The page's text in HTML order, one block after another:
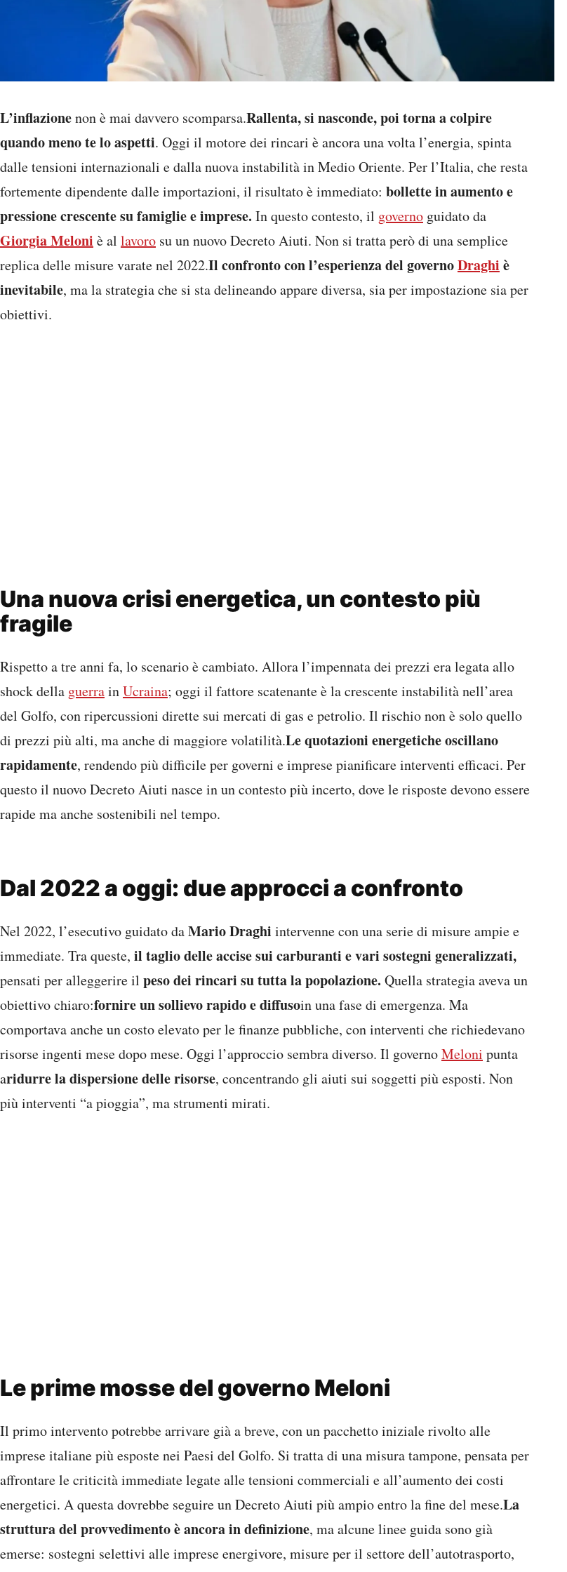
L’inflazionenon è mai davvero scomparsa.Rallenta, si nasconde, poi torna a colpire
quando meno te lo aspetti. Oggi il motore dei rincari è ancora una volta l’energia, spinta
dalle tensioni internazionali e dalla nuova instabilità in Medio Oriente. Per l’Italia, che resta
fortemente dipendente dalle importazioni, il risultato è immediato: bollette in aumento e
pressione crescente su famiglie e imprese. In questo contesto, il governo guidato da
Giorgia Meloni è al lavoro su un nuovo Decreto Aiuti. Non si tratta però di una semplice
replica delle misure varate nel 2022.Il confronto con l’esperienza del governoDraghi è
inevitabile, ma la strategia che si sta delineando appare diversa, sia per impostazione sia per
obiettivi.
Una nuova crisi energetica, un contesto più
fragile
Rispetto a tre anni fa, lo scenario è cambiato. Allora l’impennata dei prezzi era legata allo
shock della guerrainUcraina; oggi il fattore scatenante è la crescente instabilità nell’area
del Golfo, con ripercussioni dirette sui mercati di gas e petrolio. Il rischio non è solo quello
di prezzi più alti, ma anche di maggiore volatilità.Le quotazioni energetiche oscillano
rapidamente, rendendo più difficile per governi e imprese pianificare interventi efficaci. Per
questo il nuovo Decreto Aiuti nasce in un contesto più incerto, dove le risposte devono essere
rapide ma anche sostenibili nel tempo.
Dal 2022 a oggi: due approcci a confronto
Nel 2022, l’esecutivo guidato daMario Draghi intervenne con una serie di misure ampie e
immediate. Tra queste, il taglio delle accise sui carburanti e vari sostegni generalizzati,
pensati per alleggerire il peso dei rincari su tutta la popolazione. Quella strategia aveva un
obiettivo chiaro:fornire un sollievo rapido e diffusoin una fase di emergenza. Ma
comportava anche un costo elevato per le finanze pubbliche, con interventi che richiedevano
risorse ingenti mese dopo mese. Oggi l’approccio sembra diverso. Il governoMeloni punta
aridurre la dispersione delle risorse, concentrando gli aiuti sui soggetti più esposti. Non
più interventi “a pioggia”, ma strumenti mirati.
Le prime mosse del governo Meloni
Il primo intervento potrebbe arrivare già a breve, con un pacchetto iniziale rivolto alle
imprese italiane più esposte nei Paesi del Golfo. Si tratta di una misura tampone, pensata per
affrontare le criticità immediate legate alle tensioni commerciali e all’aumento dei costi
energetici. A questa dovrebbe seguire un Decreto Aiuti più ampio entro la fine del mese.La
struttura del provvedimento è ancora in definizione, ma alcune linee guida sono già
emerse: sostegni selettivi alle imprese energivore, misure per il settore dell’autotrasporto,